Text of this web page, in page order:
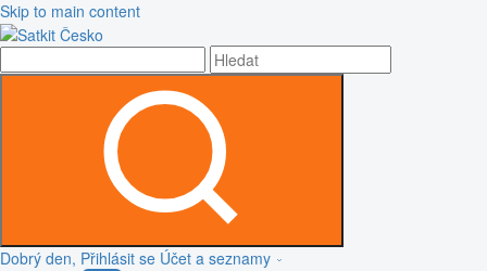
Skip to main content
Dobrý den, Přihlásit se Účet a seznamy